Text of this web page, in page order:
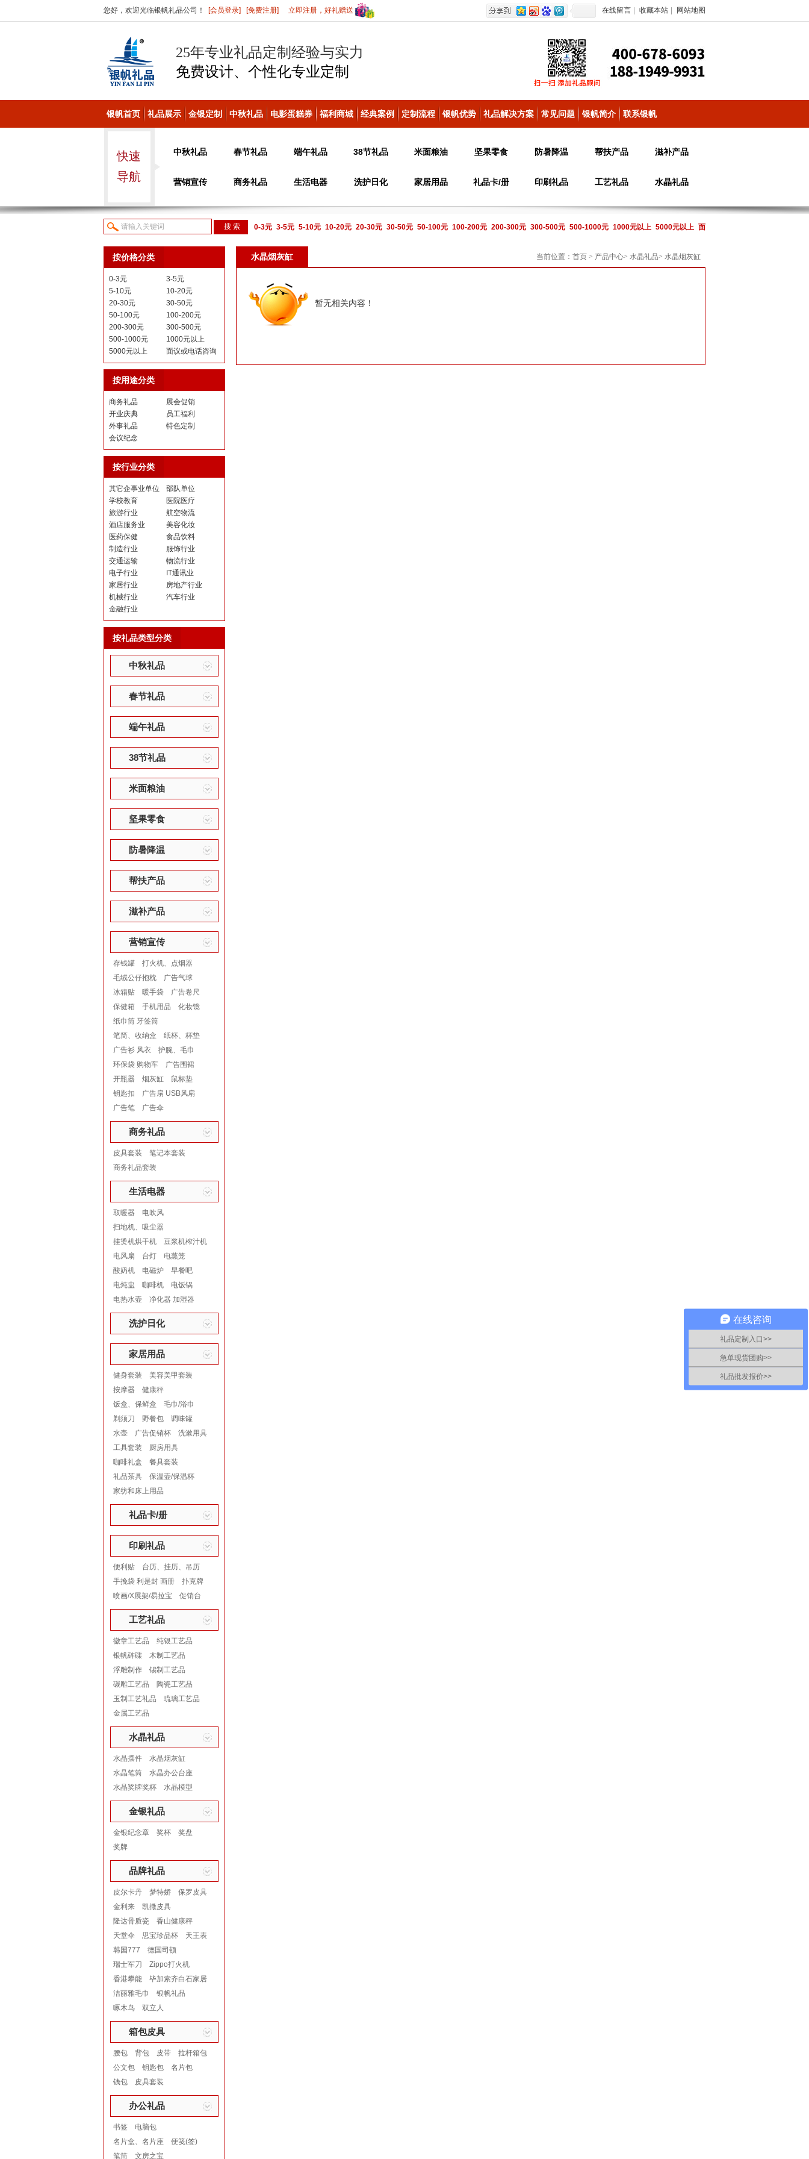
您好，欢迎光临银帆礼品公司！ [会员登录] [免费注册] 立即注册，好礼赠送 在线留言 收藏本站 网站地图
25年专业礼品定制经验与实力
免费设计、个性化专业定制
银帆首页 礼品展示 金银定制 中秋礼品 电影蛋糕券 福利商城 经典案例 定制流程 银帆优势 礼品解决方案 常见问题 银帆简介 联系银帆
快速
导航
中秋礼品 春节礼品 端午礼品 38节礼品 米面粮油 坚果零食 防暑降温 帮扶产品 滋补产品
营销宣传 商务礼品 生活电器 洗护日化 家居用品 礼品卡/册 印刷礼品 工艺礼品 水晶礼品
0-3元 3-5元 5-10元 10-20元 20-30元 30-50元 50-100元 100-200元 200-300元 300-500元 500-1000元 1000元以上 5000元以上 面
议或电话咨询
按价格分类
0-3元
3-5元
5-10元
10-20元
20-30元
30-50元
50-100元
100-200元
200-300元
300-500元
500-1000元
1000元以上
5000元以上
面议或电话咨询
按用途分类
商务礼品
展会促销
开业庆典
员工福利
外事礼品
特色定制
会议纪念
按行业分类
其它企事业单位
部队单位
学校教育
医院医疗
旅游行业
航空物流
酒店服务业
美容化妆
医药保健
食品饮料
制造行业
服饰行业
交通运输
物流行业
电子行业
IT通讯业
家居行业
房地产行业
机械行业
汽车行业
金融行业
按礼品类型分类
中秋礼品
春节礼品
端午礼品
38节礼品
米面粮油
坚果零食
防暑降温
帮扶产品
滋补产品
营销宣传
存钱罐
打火机、点烟器
毛绒公仔抱枕
广告气球
冰箱贴
暖手袋
广告卷尺
保健箱
手机用品
化妆镜
纸巾筒 牙签筒
笔筒、收纳盒
纸杯、杯垫
广告衫 风衣
护腕、毛巾
环保袋 购物车
广告围裙
开瓶器
烟灰缸
鼠标垫
钥匙扣
广告扇 USB风扇
广告笔
广告伞
商务礼品
皮具套装
笔记本套装
商务礼品套装
生活电器
取暖器
电吹风
扫地机、吸尘器
挂烫机烘干机
豆浆机榨汁机
电风扇
台灯
电蒸笼
酸奶机
电磁炉
早餐吧
电炖盅
咖啡机
电饭锅
电热水壶
净化器 加湿器
洗护日化
家居用品
健身套装
美容美甲套装
按摩器
健康秤
饭盒、保鲜盒
毛巾/浴巾
剃须刀
野餐包
调味罐
水壶
广告促销杯
洗漱用具
工具套装
厨房用具
咖啡礼盒
餐具套装
礼品茶具
保温壶/保温杯
家纺和床上用品
礼品卡/册
印刷礼品
便利贴
台历、挂历、吊历
手挽袋 利是封 画册
扑克牌
喷画/X展架/易拉宝
促销台
工艺礼品
徽章工艺品
纯银工艺品
银帆砗磲
木制工艺品
浮雕制作
锡制工艺品
碳雕工艺品
陶瓷工艺品
玉制工艺礼品
琉璃工艺品
金属工艺品
水晶礼品
水晶摆件
水晶烟灰缸
水晶笔筒
水晶办公台座
水晶奖牌奖杯
水晶模型
金银礼品
金银纪念章 奖杯
奖盘
奖牌
品牌礼品
皮尔卡丹 梦特娇
保罗皮具
金利来
凯撒皮具
隆达骨质瓷
香山健康秤
天堂伞
思宝珍品杯
天王表
韩国777
德国司顿
瑞士军刀
Zippo打火机
香港攀能
毕加索齐白石家居
洁丽雅毛巾
银帆礼品
啄木鸟
双立人
箱包皮具
腰包 背包 皮带
拉杆箱包
公文包
钥匙包
名片包
钱包
皮具套装
办公礼品
书签
电脑包
名片盒、名片座
便笺(签)
笔筒
文房之宝
水晶烟灰缸 当前位置： 首页 > 产品中心> 水晶礼品> 水晶烟灰缸
暂无相关内容！
在线咨询
礼品定制入口>>
急单现货团购>>
礼品批发报价>>